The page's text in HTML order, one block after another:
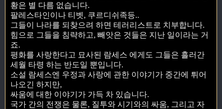
황은 별 다름 없습니다.
팔레스타인이나 티벳, 쿠르디쉬족등..
그들이 나라를 되찾으려 하면 테러리스트로 치부합니다.
힘으로 그들을 침략하고, 빼앗은 것들은 지난 일이라는 거
죠.
평화를 사랑한다고 묘사된 람세스 에게도 그들은 흘러간
세월 타령 하는 반도일 뿐입니다.
소설 람세스엔 우정과 사랑에 관한 이야기가 중간에 튀어
나오긴 하지만,
싸움에 대한 이야기가 가득 차 있습니다.
국가 간의 전쟁은 물론, 질투와 시기와의 싸움, 그리고 자